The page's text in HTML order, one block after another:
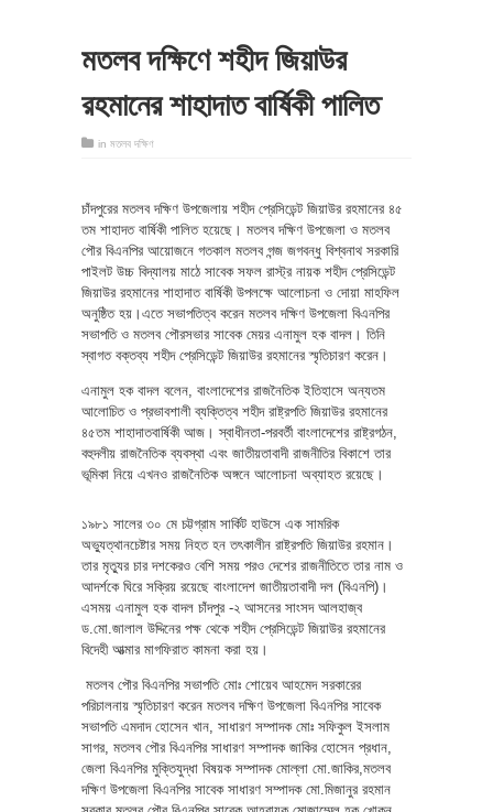
মতলব দক্ষিণে শহীদ জিয়াউর
রহমানের শাহাদাত বার্ষিকী পালিত
in মতলব দক্ষিণ
চাঁদপুরের মতলব দক্ষিণ উপজেলায় শহীদ প্রেসিডেন্ট জিয়াউর রহমানের ৪৫
তম শাহাদত বার্ষিকী পালিত হয়েছে। মতলব দক্ষিণ উপজেলা ও মতলব
পৌর বিএনপির আয়োজনে গতকাল মতলব গন্জ জগবন্ধু বিশ্বনাথ সরকারি
পাইলট উচ্চ বিদ্যালয় মাঠে সাবেক সফল রাস্ট্র নায়ক শহীদ প্রেসিডেন্ট
জিয়াউর রহমানের শাহাদাত বার্ষিকী উপলক্ষে আলোচনা ও দোয়া মাহফিল
অনুষ্ঠিত হয়।এতে সভাপতিত্ব করেন মতলব দক্ষিণ উপজেলা বিএনপির
সভাপতি ও মতলব পৌরসভার সাবেক মেয়র এনামুল হক বাদল। তিনি
স্বাগত বক্তব্য শহীদ প্রেসিডেন্ট জিয়াউর রহমানের স্মৃতিচারণ করেন।
এনামুল হক বাদল বলেন, বাংলাদেশের রাজনৈতিক ইতিহাসে অন্যতম
আলোচিত ও প্রভাবশালী ব্যক্তিত্ব শহীদ রাষ্ট্রপতি জিয়াউর রহমানের
৪৫তম শাহাদাতবার্ষিকী আজ। স্বাধীনতা-পরবর্তী বাংলাদেশের রাষ্ট্রগঠন,
বহুদলীয় রাজনৈতিক ব্যবস্থা এবং জাতীয়তাবাদী রাজনীতির বিকাশে তার
ভূমিকা নিয়ে এখনও রাজনৈতিক অঙ্গনে আলোচনা অব্যাহত রয়েছে।
১৯৮১ সালের ৩০ মে চট্টগ্রাম সার্কিট হাউসে এক সামরিক
অভ্যুত্থানচেষ্টার সময় নিহত হন তৎকালীন রাষ্ট্রপতি জিয়াউর রহমান।
তার মৃত্যুর চার দশকেরও বেশি সময় পরও দেশের রাজনীতিতে তার নাম ও
আদর্শকে ঘিরে সক্রিয় রয়েছে বাংলাদেশ জাতীয়তাবাদী দল (বিএনপি)।
এসময় এনামুল হক বাদল চাঁদপুর -২ আসনের সাংসদ আলহাজ্ব
ড.মো.জালাল উদ্দিনের পক্ষ থেকে শহীদ প্রেসিডেন্ট জিয়াউর রহমানের
বিদেহী আত্মার মাগফিরাত কামনা করা হয়।
মতলব পৌর বিএনপির সভাপতি মোঃ শোয়েব আহমেদ সরকারের
পরিচালনায় স্মৃতিচারণ করেন মতলব দক্ষিণ উপজেলা বিএনপির সাবেক
সভাপতি এমদাদ হোসেন খান, সাধারণ সম্পাদক মোঃ সফিকুল ইসলাম
সাগর, মতলব পৌর বিএনপির সাধারণ সম্পাদক জাকির হোসেন প্রধান,
জেলা বিএনপির মুক্তিযুদ্ধা বিষয়ক সম্পাদক মোল্লা মো.জাকির,মতলব
দক্ষিণ উপজেলা বিএনপির সাবেক সাধারণ সম্পাদক মো.মিজানুর রহমান